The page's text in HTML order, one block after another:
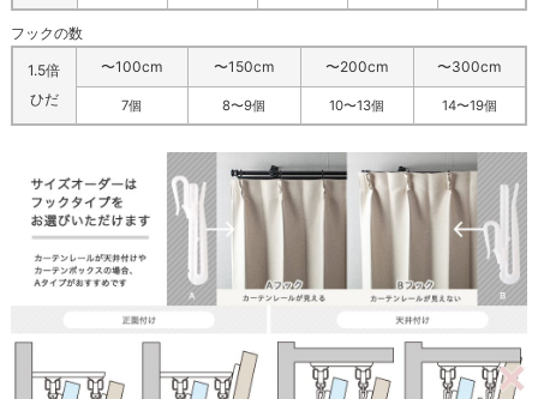
フックの数
1.5倍
ひだ
〜100cm 〜150cm 〜200cm 〜300cm
7個 8〜9個 10〜13個 14〜19個